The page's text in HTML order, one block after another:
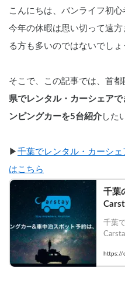
こんにちは、バンライフ初心
今年の休暇は思い切って遠
る方も多いのではないでしょ
そこで、この記事では、首
県でレンタル・カーシェア
ンピングカーを5台紹介 した
▶︎ 千葉でレンタル・カーシ
はこちら
千葉
千葉
装備
https://